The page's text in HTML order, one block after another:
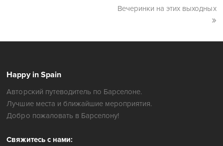
Вечеринки на этих выходных
Happy in Spain
Авторский путеводитель по Барселоне.
Лучшие места и ближайшие мероприятия.
Добро пожаловать в Барселону!
Свяжитесь с нами: